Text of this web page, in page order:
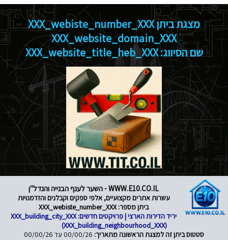
מצגת ביתן XXX_webiste_number_XXX
XXX_website_domain_XXX
שם הסיווג: XXX_website_title_heb_XXX
WWW.E10.CO.IL - השער לענף הבנייה והנדל"ן
עשרות אתרים מקצועיים, אלפי ספקים וקבלנים והזדמנויות
ביתן מספר: XXX_webiste_number_XXX
יריד הדירות הארצי | פרויקטים חדשים: XXX_building_city_XXX
(XXX_building_neighbourhood_XXX)
סטטוס ביתן זה למצגת הראשונה מתאריך: 00/00/26 עד 00/00/26